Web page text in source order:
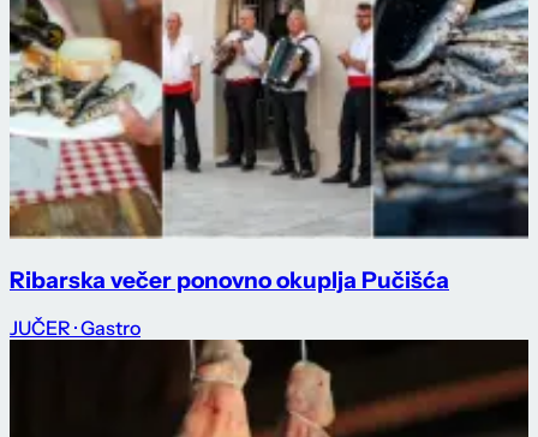
Ribarska večer ponovno okuplja Pučišća
JUČER · Gastro